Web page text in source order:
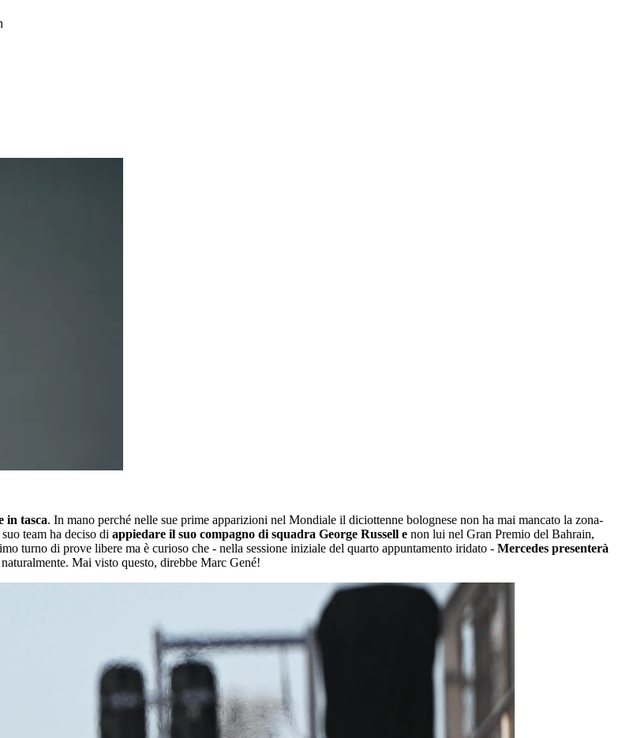
in tasca. In mano perché nelle sue prime apparizioni nel Mondiale il diciottenne bolognese non ha mai mancato la zona-
team ha deciso di appiedare il suo compagno di squadra George Russell e non lui nel Gran Premio del Bahrain,
turno di prove libere ma è curioso che - nella sessione iniziale del quarto appuntamento iridato - Mercedes presenterà
Mai visto questo, direbbe Marc Gené!